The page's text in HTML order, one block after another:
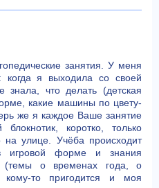
занятия. У меня
я выходила со своей
знала, что делать (детская
какие машины по цвету-
же я каждое Ваше занятие
коротко, только
улице. Учёба происходит
игровой форме и знания
(темы о временах года, о
кому-то пригодится и моя